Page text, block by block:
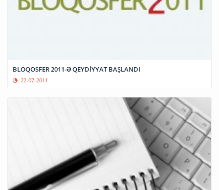
BLOQOSFER 2011-Ə QEYDİYYAT BAŞLANDI
22-07-2011